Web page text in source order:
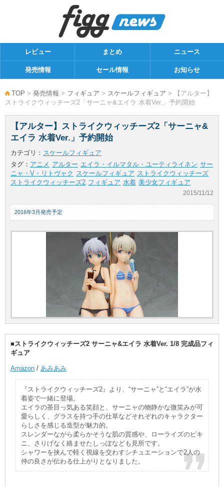
レビュー まとめ ニュース
発売情報 セール情報 お知らせ
TOP > 発売情報 > フィギュア > スケールフィギュア > 【アルター】
ストライクウィッチーズ2「サーニャ&エイラ 水着Ver.」予約開始
【アルター】ストライクウィッチーズ2「サーニャ&
エイラ 水着Ver.」予約開始
カテゴリ： スケールフィギュア
タグ： アニメ アルター エイラ・イルマタル・ユーティライネン サー
ニャ・V・リトヴャク スケールフィギュア ストライクウィッチーズ
ストライクウィッチーズ2 フィギュア 水着 美少女フィギュア
2015/11/12
2016年3月発売予定
■ストライクウィッチーズ2 サーニャ&エイラ 水着Ver. 1/8 完成品フィ
ギュア
Amazon / あみあみ
『ストライクウィッチーズ2』より、“サーニャ”と“エイラ”が水
着姿で一緒に登場。
エイラの茶目っ気ある笑顔と、サーニャの物静かな微笑みが可
愛らしく、グラスを持つ手の仕草などそれぞれのキャラクター
らしさを感じる造型が魅力的。
スレンダーながら柔らかそうな肌の質感や、ローライズのビキ
ニ、さりげなく絡ませたしっぽなども見所です。
シャワーを挟んで軽く視線を交わすシチュエーションで2人の
仲の良さが伝わる仕上がりとなりました。